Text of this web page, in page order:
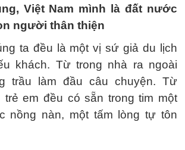
Việt Nam mình là đất nước
người thân thiện
ta đều là một vị sứ giả du lịch
khách. Từ trong nhà ra ngoài
trầu làm đầu câu chuyện. Từ
trẻ em đều có sẵn trong tim một
nồng nàn, một tấm lòng tự tôn